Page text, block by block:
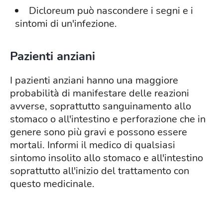
Dicloreum può nascondere i segni e i
sintomi di un'infezione.
Pazienti anziani
I pazienti anziani hanno una maggiore
probabilità di manifestare delle reazioni
avverse, soprattutto sanguinamento allo
stomaco o all'intestino e perforazione che in
genere sono più gravi e possono essere
mortali. Informi il medico di qualsiasi
sintomo insolito allo stomaco e all'intestino
soprattutto all'inizio del trattamento con
questo medicinale.